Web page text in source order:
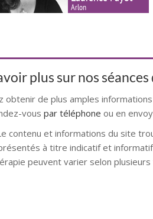
Arlon
plus sur nos
obtenir de plus amples
vous par téléphone ou en
contenu et informations du site
à titre indicatif et
peuvent varier selon